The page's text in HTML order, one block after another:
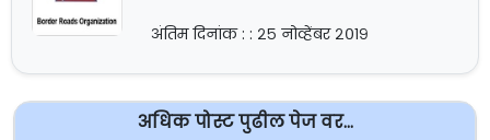
अंतिम दिनांक : : २५ नोव्हेंबर २०१९
अधिक पोस्ट पुढील पेज वर...